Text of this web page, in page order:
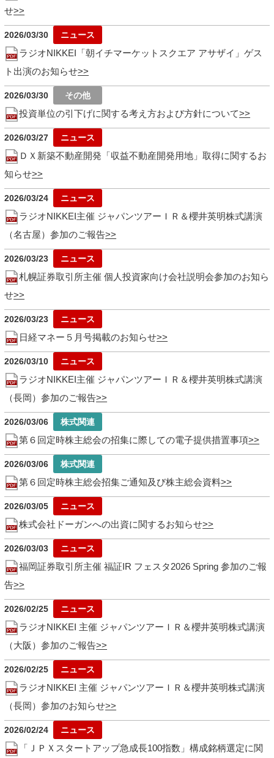
せ
2026/03/30
ラジオNIKKEI「朝イチマーケットスクエア アサザイ」ゲス
ト出演のお知らせ
2026/03/30
投資単位の引下げに関する考え方および方針について
2026/03/27
ＤＸ新築不動産開発「収益不動産開発用地」取得に関するお
知らせ
2026/03/24
ラジオNIKKEI主催 ジャパンツアーＩＲ＆櫻井英明株式講演
（名古屋）参加のご報告
2026/03/23
札幌証券取引所主催 個人投資家向け会社説明会参加のお知ら
せ
2026/03/23
日経マネー５月号掲載のお知らせ
2026/03/10
ラジオNIKKEI主催 ジャパンツアーＩＲ＆櫻井英明株式講演
（長岡）参加のご報告
2026/03/06
第６回定時株主総会の招集に際しての電子提供措置事項
2026/03/06
第６回定時株主総会招集ご通知及び株主総会資料
2026/03/05
株式会社ドーガンへの出資に関するお知らせ
2026/03/03
福岡証券取引所主催 福証IR フェスタ2026 Spring 参加のご報
告
2026/02/25
ラジオNIKKEI 主催 ジャパンツアーＩＲ＆櫻井英明株式講演
（大阪）参加のご報告
2026/02/25
ラジオNIKKEI 主催 ジャパンツアーＩＲ＆櫻井英明株式講演
（長岡）参加のお知らせ
2026/02/24
「ＪＰＸスタートアップ急成長100指数」構成銘柄選定に関